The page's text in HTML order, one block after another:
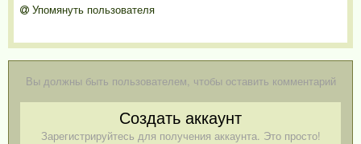
Упомянуть пользователя
Вы должны быть пользователем, чтобы оставить комментарий
Создать аккаунт
Зарегистрируйтесь для получения аккаунта. Это просто!